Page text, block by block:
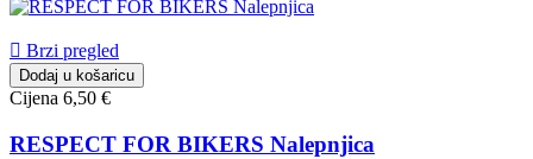
 Brzi pregled
Dodaj u košaricu
Cijena 6,50 €
RESPECT FOR BIKERS Nalepnjica